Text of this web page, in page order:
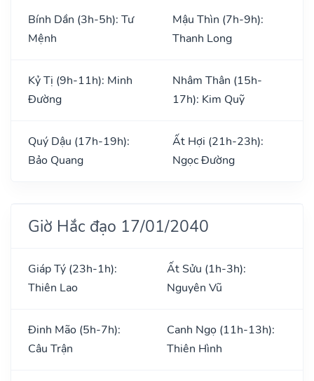
Bính Dần (3h-5h): Tư
Mệnh
Mậu Thìn (7h-9h):
Thanh Long
Kỷ Tị (9h-11h): Minh
Đường
Nhâm Thân (15h-
17h): Kim Quỹ
Quý Dậu (17h-19h):
Bảo Quang
Ất Hợi (21h-23h):
Ngọc Đường
Giờ Hắc đạo 17/01/2040
Giáp Tý (23h-1h):
Thiên Lao
Ất Sửu (1h-3h):
Nguyên Vũ
Đinh Mão (5h-7h):
Câu Trận
Canh Ngọ (11h-13h):
Thiên Hình